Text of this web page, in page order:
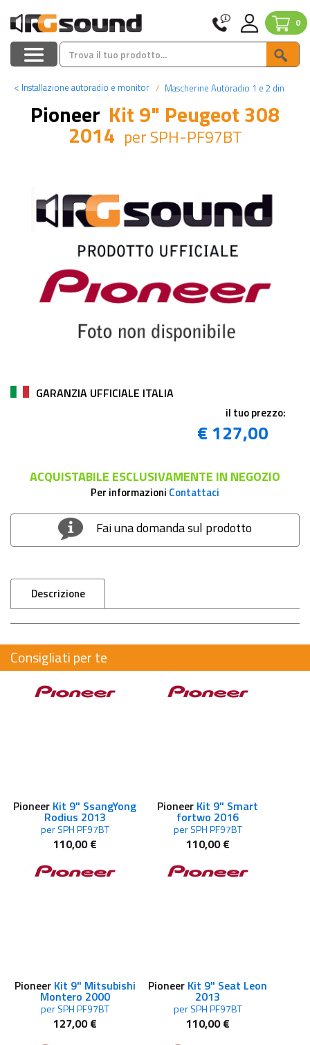
0
< Installazione autoradio e monitor Mascherine Autoradio 1 e 2 din
Pioneer Kit 9" Peugeot 308
2014 per SPH-PF97BT
GARANZIA UFFICIALE ITALIA
il tuo prezzo:
€ 127,00
ACQUISTABILE ESCLUSIVAMENTE IN NEGOZIO
Per informazioni Contattaci
Fai una domanda sul prodotto
Descrizione
Consigliati per te
Pioneer Kit 9" SsangYong
Rodius 2013
per SPH PF97BT
110,00 €
Pioneer Kit 9" Smart
fortwo 2016
per SPH PF97BT
110,00 €
Pioneer Kit 9" Mitsubishi
Montero 2000
per SPH PF97BT
127,00 €
Pioneer Kit 9" Seat Leon
2013
per SPH PF97BT
110,00 €